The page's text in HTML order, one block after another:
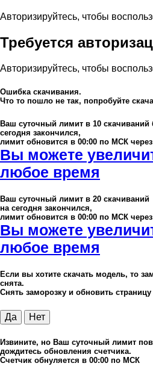
Авторизируйтесь, чтобы
Требуется
Авторизируйтесь, чтобы
Ошибка скачивания.
Что то пошло не так, попробуйте
Ваш суточный лимит в 10 скачиваний
сегодня закончился,
лимит обновится в 00:00 по МСК через
Вы можете
любое время
Ваш суточный лимит в 20 скачиваний
на сегодня закончился,
лимит обновится в 00:00 по МСК через
Вы можете
любое время
Если вы хотите скачать модель, то
снята.
Снять заморозку и обновить страницу
Да Нет
Извините, но Ваш суточный лимит
дождитесь обновления счетчика.
Счетчик обнуляется в 00:00 по МСК